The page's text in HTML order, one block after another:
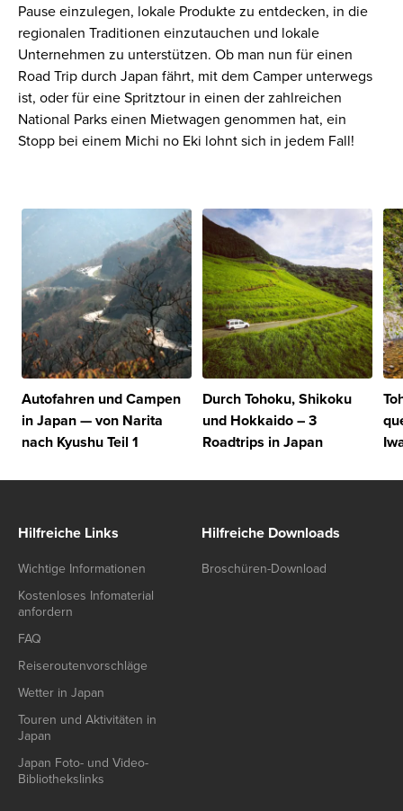
Pause einzulegen, lokale Produkte zu entdecken, in die
regionalen Traditionen einzutauchen und lokale
Unternehmen zu unterstützen. Ob man nun für einen
Road Trip durch Japan fährt, mit dem Camper unterwegs
ist, oder für eine Spritztour in einen der zahlreichen
National Parks einen Mietwagen genommen hat, ein
Stopp bei einem Michi no Eki lohnt sich in jedem Fall!
Autofahren und Campen
in Japan — von Narita
nach Kyushu Teil 1
Durch Tohoku, Shikoku
und Hokkaido – 3
Roadtrips in Japan
Hilfreiche Links
Wichtige Informationen
Kostenloses Infomaterial
anfordern
FAQ
Reiseroutenvorschläge
Wetter in Japan
Touren und Aktivitäten in
Japan
Japan Foto- und Video-
Bibliothekslinks
Hilfreiche Downloads
Broschüren-Download